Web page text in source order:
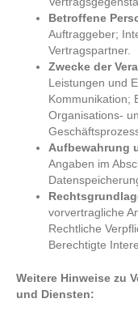
Betroffene
Auftraggeber;
Vertragspartner.
Zwecke der
Leistungen und
Kommunikation;
Organisations-
Aufbewahrung
Angaben im
vorvertragliche
Rechtliche
Berechtigte
Weitere Hinweise zu
und Diensten: